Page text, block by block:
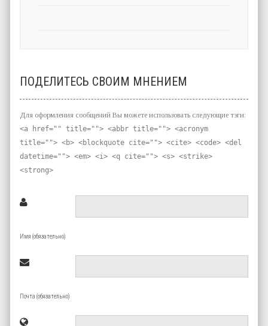
ПОДЕЛИТЕСЬ СВОИМ МНЕНИЕМ
Для оформления сообщений Вы можете использовать следующие тэги:
<a href="" title=""> <abbr title=""> <acronym
title=""> <b> <blockquote cite=""> <cite> <code> <del
datetime=""> <em> <i> <q cite=""> <s> <strike>
<strong>
Имя (обязательно)
Почта (обязательно)